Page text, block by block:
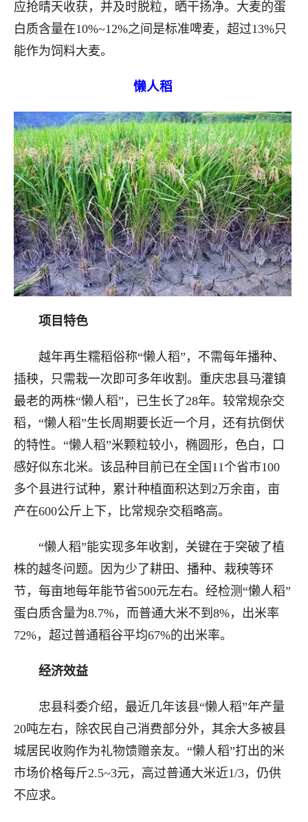
应抢晴天收获，并及时脱粒，晒干扬净。大麦的蛋
白质含量在10%~12%之间是标准啤麦，超过13%只
能作为饲料大麦。
懒人稻
项目特色
越年再生糯稻俗称“懒人稻”，不需每年播种、
插秧，只需栽一次即可多年收割。重庆忠县马灌镇
最老的两株“懒人稻”，已生长了28年。较常规杂交
稻，“懒人稻”生长周期要长近一个月，还有抗倒伏
的特性。“懒人稻”米颗粒较小，椭圆形，色白，口
感好似东北米。该品种目前已在全国11个省市100
多个县进行试种，累计种植面积达到2万余亩，亩
产在600公斤上下，比常规杂交稻略高。
“懒人稻”能实现多年收割，关键在于突破了植
株的越冬问题。因为少了耕田、播种、栽秧等环
节，每亩地每年能节省500元左右。经检测“懒人稻”
蛋白质含量为8.7%，而普通大米不到8%，出米率
72%，超过普通稻谷平均67%的出米率。
经济效益
忠县科委介绍，最近几年该县“懒人稻”年产量
20吨左右，除农民自己消费部分外，其余大多被县
城居民收购作为礼物馈赠亲友。“懒人稻”打出的米
市场价格每斤2.5~3元，高过普通大米近1/3，仍供
不应求。